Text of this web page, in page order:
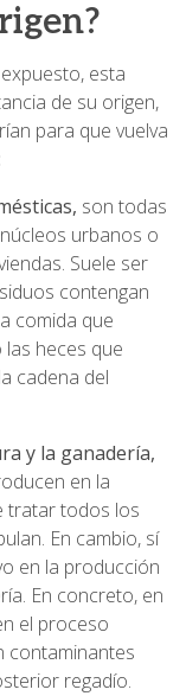
esta
de su origen,
para que vuelva
son todas
urbanos o
Suele ser
contengan
comida que
heces que
cadena del
y la ganadería,
en la
tratar todos los
En cambio, sí
en la producción
En concreto, en
el proceso
contaminantes
regadío.